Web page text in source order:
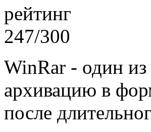
рейтинг
247/300
WinRar - один
архивацию в
после